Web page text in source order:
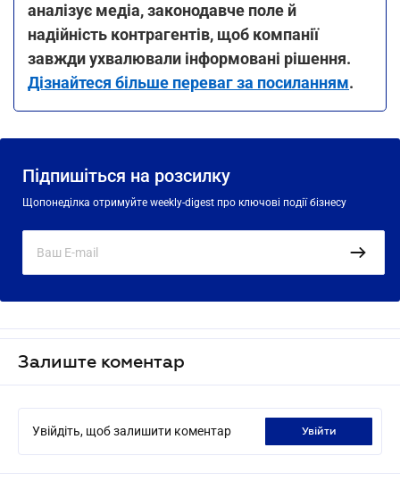
аналізує медіа, законодавче поле й
надійність контрагентів, щоб компанії
завжди ухвалювали інформовані рішення.
Дізнайтеся більше переваг за посиланням.
Підпишіться на розсилку
Щопонеділка отримуйте weekly-digest про ключові події бізнесу
Залиште коментар
Увійдіть, щоб залишити коментар увійти